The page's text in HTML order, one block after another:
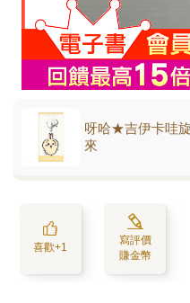
呀哈★吉伊卡哇
來
喜歡+1
寫評價
賺金幣